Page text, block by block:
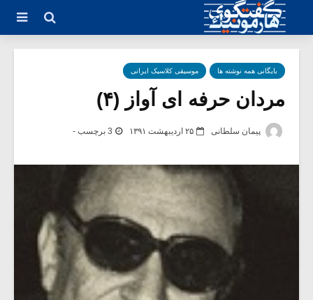
بایگانی همه نوشته ها موسیقی کلاسیک ایرانی
مردان حرفه ای آواز (۴)
پیمان سلطانی ۲۵ اردیبهشت ۱۳۹۱ 3 برچسب -